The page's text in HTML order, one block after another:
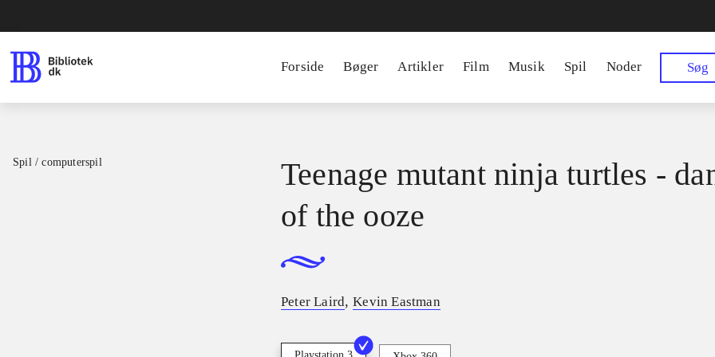
Forside Bøger Artikler Film Musik Spil Noder Søg
Spil / computerspil
Teenage mutant ninja turtles -
of the ooze
Peter Laird,Kevin Eastman